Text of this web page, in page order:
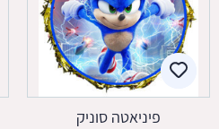
פיניאטה סוניק